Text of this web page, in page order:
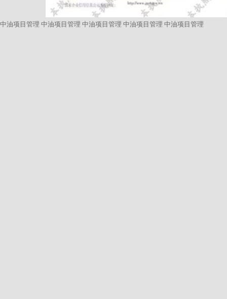
中油项目管理 中油项目管理 中油项目管理 中油项目管理 中油项目管理